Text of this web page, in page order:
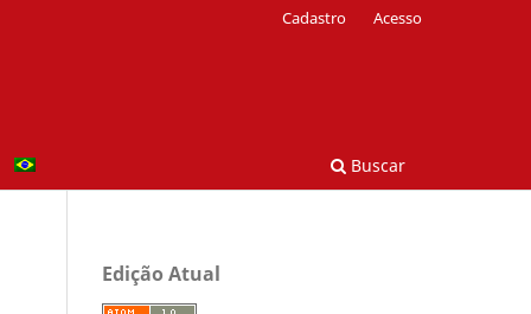
Buscar
Cadastro Acesso
Edição Atual